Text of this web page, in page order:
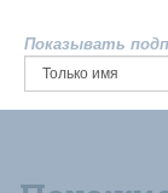
Показывать